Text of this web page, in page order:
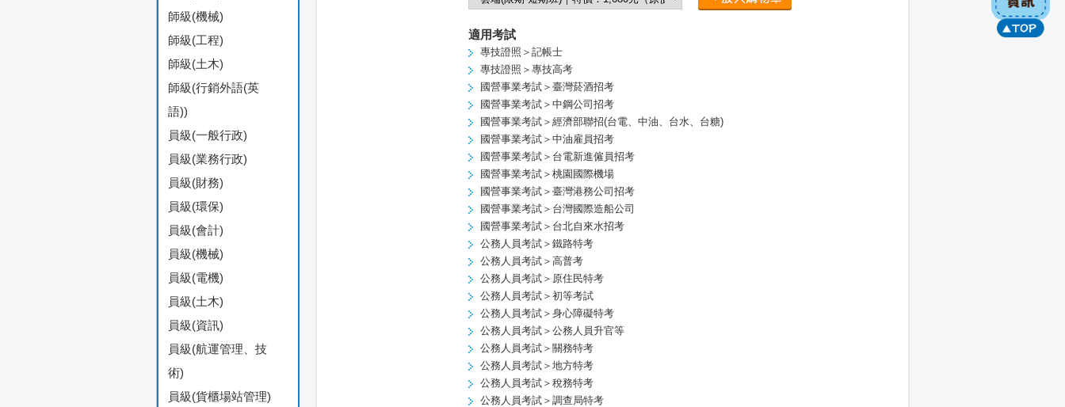
師級(機械)
師級(工程)
師級(土木)
師級(行銷外語(英
語))
員級(一般行政)
員級(業務行政)
員級(財務)
員級(環保)
員級(會計)
員級(機械)
員級(電機)
員級(土木)
員級(資訊)
員級(航運管理、技
術)
員級(貨櫃場站管理)
適用考試
專技證照＞記帳士
專技證照＞專技高考
國營事業考試＞臺灣菸酒招考
國營事業考試＞中鋼公司招考
國營事業考試＞經濟部聯招(台電、中油、台水、台糖)
國營事業考試＞中油雇員招考
國營事業考試＞台電新進僱員招考
國營事業考試＞桃園國際機場
國營事業考試＞臺灣港務公司招考
國營事業考試＞台灣國際造船公司
國營事業考試＞台北自來水招考
公務人員考試＞鐵路特考
公務人員考試＞高普考
公務人員考試＞原住民特考
公務人員考試＞初等考試
公務人員考試＞身心障礙特考
公務人員考試＞公務人員升官等
公務人員考試＞關務特考
公務人員考試＞地方特考
公務人員考試＞稅務特考
公務人員考試＞調查局特考